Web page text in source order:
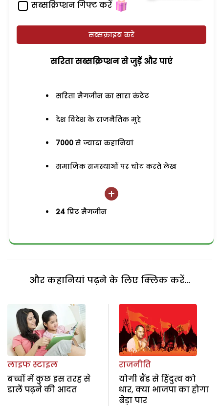
सब्सक्रिप्शन गिफ्ट करें
सब्सक्राइब करें
सरिता सब्सक्रिप्शन से जुड़ेें और पाएं
सरिता मैगजीन का सारा कंटेंट
देश विदेश के राजनैतिक मुद्दे
7000 से ज्यादा कहानियां
समाजिक समस्याओं पर चोट करते लेख
24 प्रिंट मैगजीन
और कहानियां पढ़ने के लिए क्लिक करें...
लाइफ स्टाइल
बच्चों में कुछ इस तरह से
डालें पढ़ने की आदत
राजनीति
योगी ब्रैंड से हिंदुत्व को
धार, क्या भाजपा का होगा
बेड़ा पार